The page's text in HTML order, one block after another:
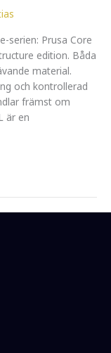
serien: Prusa Core
edition. Båda
material.
och kontrollerad
främst om
är en